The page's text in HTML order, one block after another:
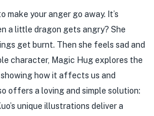
make your anger go away. It’s
a little dragon gets angry? She
get burnt. Then she feels sad and
character, Magic Hug explores the
how it affects us and
offers a loving and simple solution:
unique illustrations deliver a